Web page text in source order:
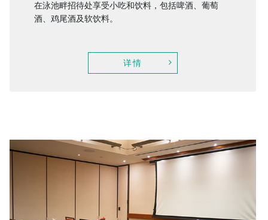
在泳池畔招待处享受小吃和饮料，包括啤酒、葡萄
酒、鸡尾酒及软饮料。
详情